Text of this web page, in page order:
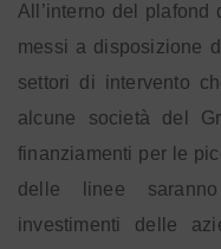
All’interno del
messi a disposizione
settori di intervento
alcune società del
finanziamenti per le
delle linee
investimenti delle